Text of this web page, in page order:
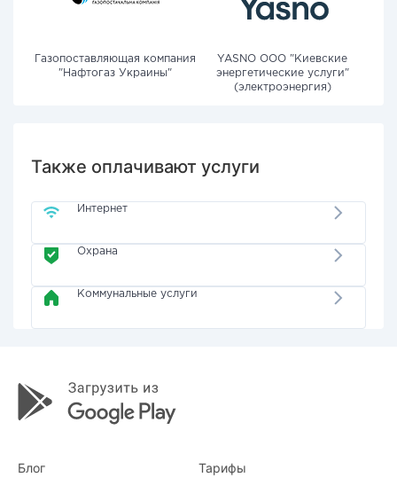
Газопоставляющая компания
"Нафтогаз Украины"
YASNO OOO "Киевские
энергетические услуги"
(электроэнергия)
Также оплачивают услуги
Интернет
Охрана
Коммунальные услуги
Блог Тарифы